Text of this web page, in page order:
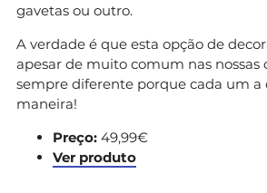
gavetas ou outro.
A verdade é que esta opção de
apesar de muito comum nas nossas
sempre diferente porque cada um a
maneira!
Preço: 49,99€
Ver produto